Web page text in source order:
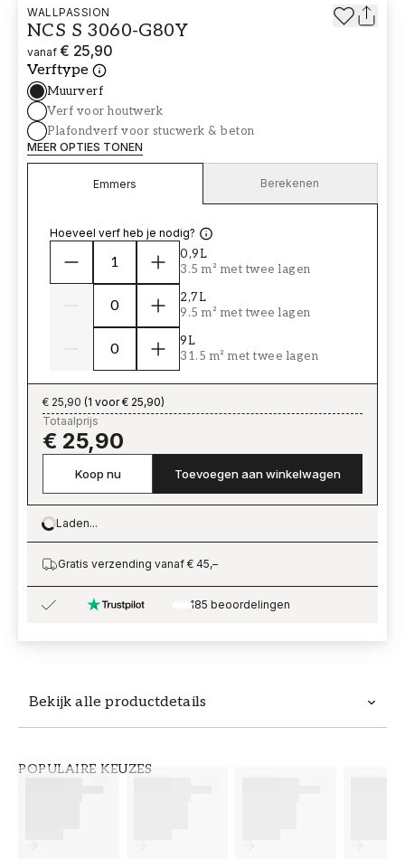
Bekijk alle productdetails
POPULAIRE KEUZES
WALLPASSION
NCS S 3060-G80Y
vanaf € 25,90
Verftype
Muurverf
Verf voor houtwerk
Plafondverf voor stucwerk & beton
MEER OPTIES TONEN
Emmers Berekenen
Hoeveel verf heb je nodig?
0,9L
3.5 m² met twee lagen
2,7L
9.5 m² met twee lagen
9L
31.5 m² met twee lagen
€ 25,90 (1 voor € 25,90)
Totaalprijs
€ 25,90
Koop nu Toevoegen aan winkelwagen
Loading…
Laden...
Gratis verzending vanaf € 45,–
185 beoordelingen